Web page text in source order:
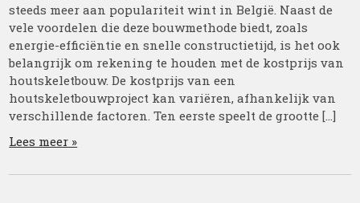
steeds meer aan populariteit wint in België. Naast de
vele voordelen die deze bouwmethode biedt, zoals
energie-efficiëntie en snelle constructietijd, is het ook
belangrijk om rekening te houden met de kostprijs van
houtskeletbouw. De kostprijs van een
houtskeletbouwproject kan variëren, afhankelijk van
verschillende factoren. Ten eerste speelt de grootte […]
Lees meer »